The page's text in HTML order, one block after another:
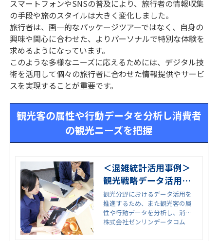
スマートフォンやSNSの普及により、旅行者の情報収集
の手段や旅のスタイルは大きく変化しました。
旅行者は、画一的なパッケージツアーではなく、自身の
興味や関心に合わせた、よりパーソナルで特別な体験を
求めるようになっています。
このような多様なニーズに応えるためには、デジタル技
術を活用して個々の旅行者に合わせた情報提供やサービ
スを実現することが重要です。
観光客の属性や行動データを分析し消費者
の観光ニーズを把握
＜混雑統計活用事例＞
観光戦略データ活用｜
山形県 様｜ゼンリンデ
ータコム
観光分野におけるデータ活用を
推進するため、また観光客の属
性や行動データを分析し、消費
者の観光ニーズを把握するため
株式会社ゼンリンデータコム